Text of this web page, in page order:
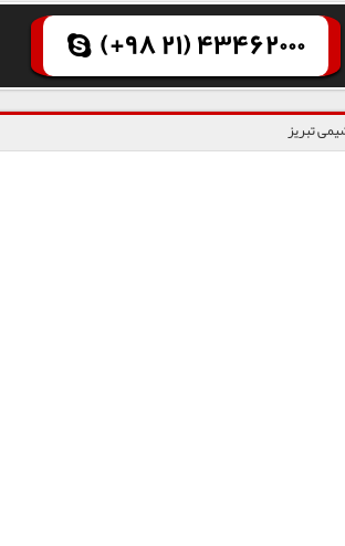
(+98 21) 43462000